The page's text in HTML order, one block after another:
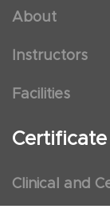
About
Instructors
Facilities
Clinical and